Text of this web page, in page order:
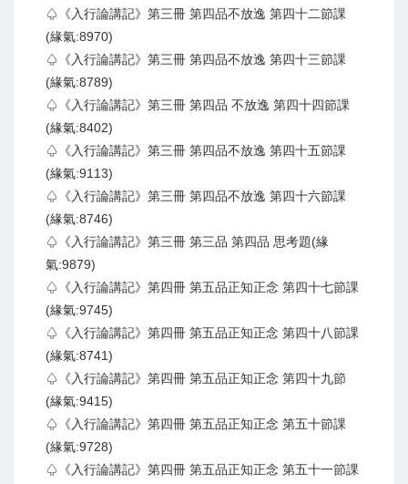
♤《入行論講記》第三冊 第四品不放逸 第四十二節課
(緣氣:8970)
♤《入行論講記》第三冊 第四品不放逸 第四十三節課
(緣氣:8789)
♤《入行論講記》第三冊 第四品 不放逸 第四十四節課
(緣氣:8402)
♤《入行論講記》第三冊 第四品不放逸 第四十五節課
(緣氣:9113)
♤《入行論講記》第三冊 第四品不放逸 第四十六節課
(緣氣:8746)
♤《入行論講記》第三冊 第三品 第四品 思考題(緣
氣:9879)
♤《入行論講記》第四冊 第五品正知正念 第四十七節課
(緣氣:9745)
♤《入行論講記》第四冊 第五品正知正念 第四十八節課
(緣氣:8741)
♤《入行論講記》第四冊 第五品正知正念 第四十九節
(緣氣:9415)
♤《入行論講記》第四冊 第五品正知正念 第五十節課
(緣氣:9728)
♤《入行論講記》第四冊 第五品正知正念 第五十一節課